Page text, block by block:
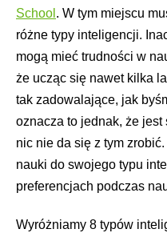
School . W tym miejscu
różne typy inteligencji.
mogą mieć trudności w
że ucząc się nawet kilka
tak zadowalające, jak
oznacza to jednak, że
nic nie da się z tym
nauki do swojego typu
preferencjach podczas
Wyróżniamy 8 typów